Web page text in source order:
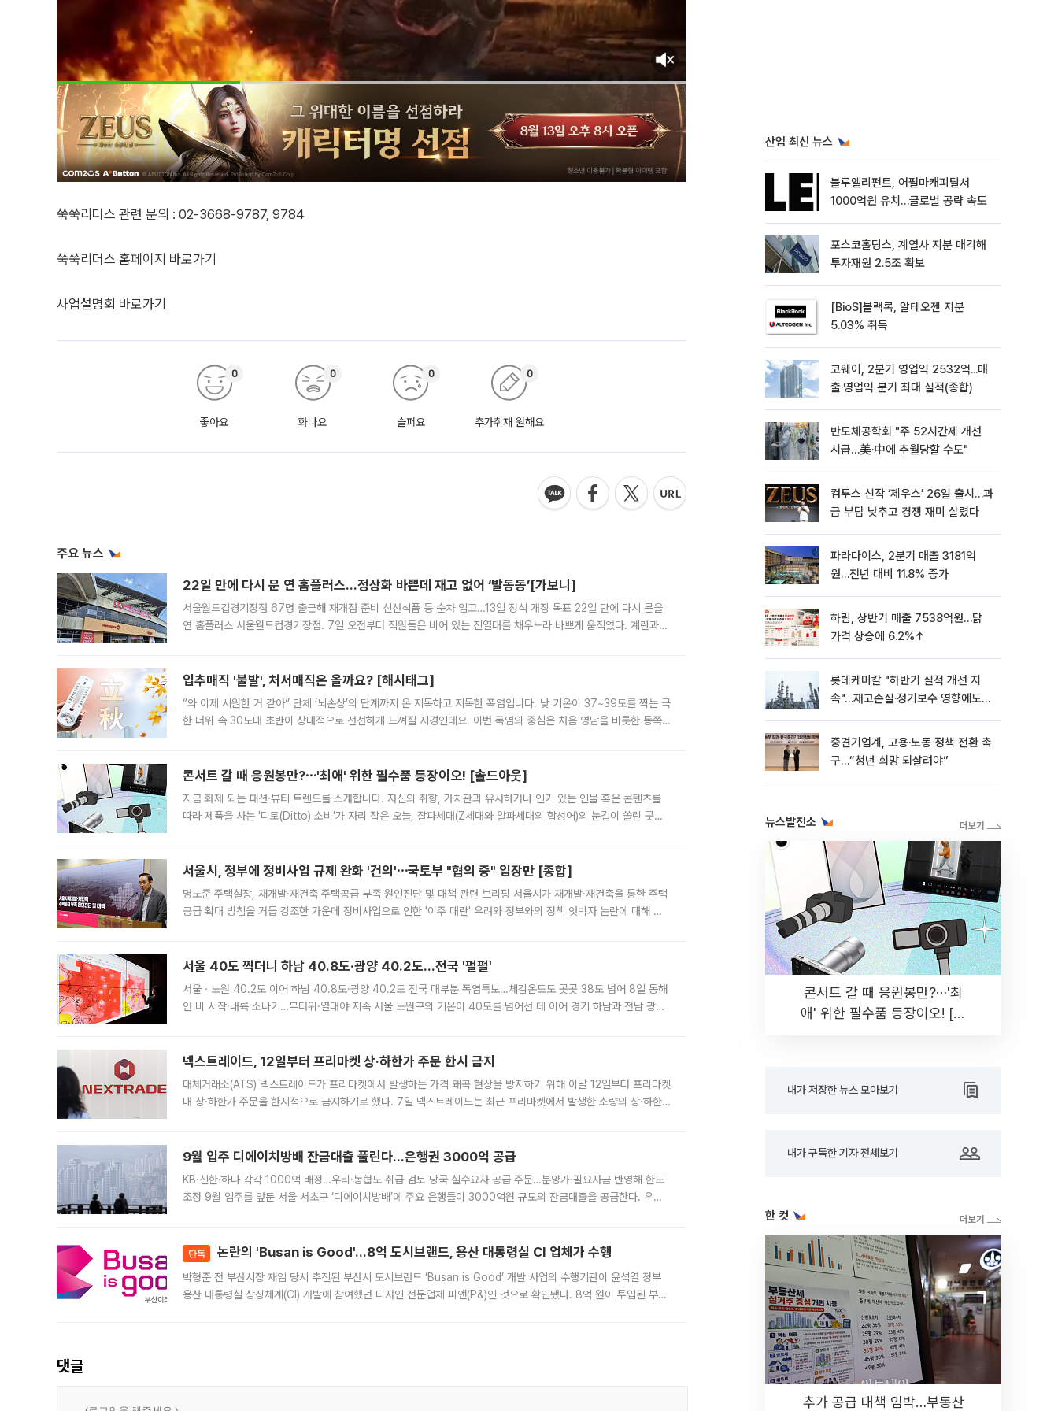
쑥쑥리더스 관련 문의 : 02-3668-9787, 9784
쑥쑥리더스 홈페이지 바로가기
사업설명회 바로가기
좋아요
0
화나요
0
슬퍼요
0
추가취재 원해요
0
주요 뉴스
22일 만에 다시 문 연 홈플러스…정상화 바쁜데 재고 없어 ‘발동동’[가보니]
서울월드컵경기장점 67명 출근해 재개점 준비 신선식품 등 순차 입고…13일 정식 개장 목표 22일 만에 다시 문을
연 홈플러스 서울월드컵경기장점. 7일 오전부터 직원들은 비어 있는 진열대를 채우느라 바쁘게 움직였다. 계란과
입추매직 '불발', 처서매직은 올까요? [해시태그]
“와 이제 시원한 거 같아” 단체 ‘뇌손상’의 단계까지 온 지독하고 지독한 폭염입니다. 낮 기온이 37~39도를 찍는 극
한 더위 속 30도대 초반이 상대적으로 선선하게 느껴질 지경인데요. 이번 폭염의 중심은 처음 영남을 비롯한 동쪽
콘서트 갈 때 응원봉만?⋯'최애' 위한 필수품 등장이오! [솔드아웃]
지금 화제 되는 패션·뷰티 트렌드를 소개합니다. 자신의 취향, 가치관과 유사하거나 인기 있는 인물 혹은 콘텐츠를
따라 제품을 사는 '디토(Ditto) 소비'가 자리 잡은 오늘, 잘파세대(Z세대와 알파세대의 합성어)의 눈길이 쏠린 곳은
서울시, 정부에 정비사업 규제 완화 '건의'⋯국토부 "협의 중" 입장만 [종합]
명노준 주택실장, 재개발·재건축 주택공급 부족 원인진단 및 대책 관련 브리핑 서울시가 재개발·재건축을 통한 주택
공급 확대 방침을 거듭 강조한 가운데 정비사업으로 인한 '이주 대란' 우려와 정부와의 정책 엇박자 논란에 대해 정
서울 40도 찍더니 하남 40.8도·광양 40.2도…전국 '펄펄'
서울ㆍ노원 40.2도 이어 하남 40.8도·광양 40.2도 전국 대부분 폭염특보…체감온도도 곳곳 38도 넘어 8일 동해
안 비 시작·내륙 소나기…무더위·열대야 지속 서울 노원구의 기온이 40도를 넘어선 데 이어 경기 하남과 전남 광양
넥스트레이드, 12일부터 프리마켓 상·하한가 주문 한시 금지
대체거래소(ATS) 넥스트레이드가 프리마켓에서 발생하는 가격 왜곡 현상을 방지하기 위해 이달 12일부터 프리마켓
내 상·하한가 주문을 한시적으로 금지하기로 했다. 7일 넥스트레이드는 최근 프리마켓에서 발생한 소량의 상·하한
9월 입주 디에이치방배 잔금대출 풀린다…은행권 3000억 공급
KB·신한·하나 각각 1000억 배정…우리·농협도 취급 검토 당국 실수요자 공급 주문…분양가·필요자금 반영해 한도
조정 9월 입주를 앞둔 서울 서초구 ‘디에이치방배’에 주요 은행들이 3000억원 규모의 잔금대출을 공급한다. 우리
단독 논란의 'Busan is Good'…8억 도시브랜드, 용산 대통령실 CI 업체가 수행
박형준 전 부산시장 재임 당시 추진된 부산시 도시브랜드 ‘Busan is Good’ 개발 사업의 수행기관이 윤석열 정부
용산 대통령실 상징체계(CI) 개발에 참여했던 디자인 전문업체 피앤(P&)인 것으로 확인됐다. 8억 원이 투입된 부산
댓글
산업 최신 뉴스
블루엘리펀트, 어펄마캐피탈서
1000억원 유치…글로벌 공략 속도
포스코홀딩스, 계열사 지분 매각해
투자재원 2.5조 확보
[BioS]블랙록, 알테오젠 지분
5.03% 취득
코웨이, 2분기 영업익 2532억...매
출·영업익 분기 최대 실적(종합)
반도체공학회 "주 52시간제 개선
시급…美·中에 추월당할 수도"
컴투스 신작 ‘제우스’ 26일 출시…과
금 부담 낮추고 경쟁 재미 살렸다
파라다이스, 2분기 매출 3181억
원…전년 대비 11.8% 증가
하림, 상반기 매출 7538억원…닭
가격 상승에 6.2%↑
롯데케미칼 "하반기 실적 개선 지
속"…재고손실·정기보수 영향에도
중견기업계, 고용·노동 정책 전환 촉
구…“청년 희망 되살려야”
뉴스발전소
콘서트 갈 때 응원봉만?⋯'최
애' 위한 필수품 등장이오! [솔
내가 저장한 뉴스 모아보기
내가 구독한 기자 전체보기
한 컷
추가 공급 대책 임박…부동산